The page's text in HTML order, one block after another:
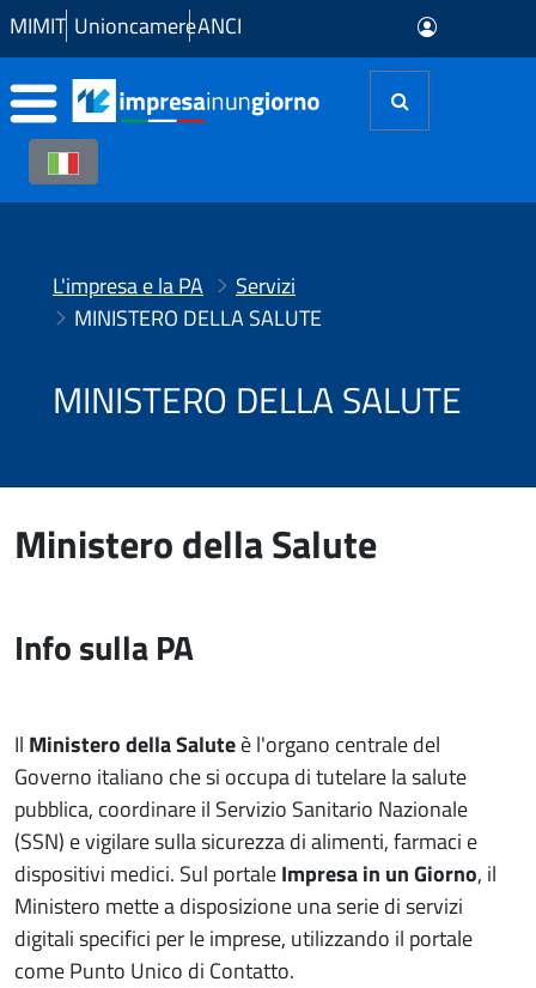
Skip to Main Content
MIMIT UnioncamereANCI
L'impresa e la PA
Servizi
MINISTERO DELLA SALUTE
MINISTERO DELLA SALUTE
Ministero della Salute
Info sulla PA
Il Ministero della Saluteè l'organo centrale del
Governo italiano che si occupa di tutelare la salute
pubblica, coordinare il Servizio Sanitario Nazionale
(SSN) e vigilare sulla sicurezza di alimenti, farmaci e
dispositivi medici. Sul portaleImpresa in un Giorno, il
Ministero mette a disposizione una serie di servizi
digitali specifici per le imprese, utilizzando il portale
come Punto Unico di Contatto.